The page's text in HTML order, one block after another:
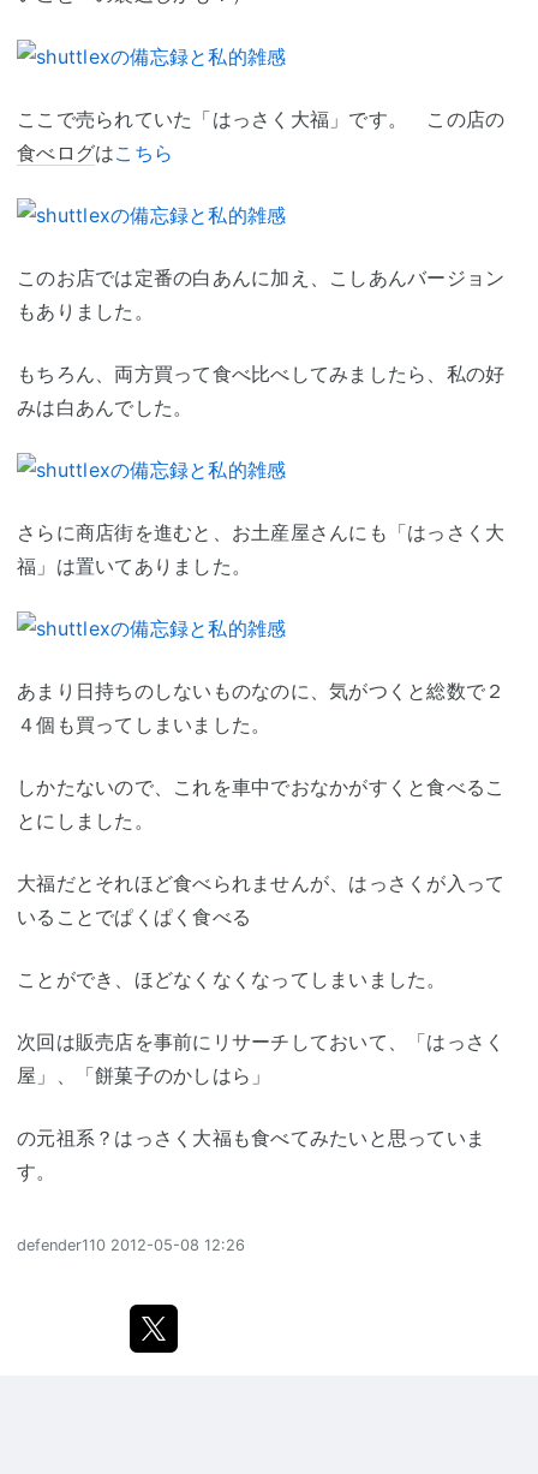
ここで売られていた「はっさく大福」です。 この店の
食べログはこちら
このお店では定番の白あんに加え、こしあんバージョン
もありました。
もちろん、両方買って食べ比べしてみましたら、私の好
みは白あんでした。
さらに商店街を進むと、お土産屋さんにも「はっさく大
福」は置いてありました。
あまり日持ちのしないものなのに、気がつくと総数で２
４個も買ってしまいました。
しかたないので、これを車中でおなかがすくと食べるこ
とにしました。
大福だとそれほど食べられませんが、はっさくが入って
いることでぱくぱく食べる
ことができ、ほどなくなくなってしまいました。
次回は販売店を事前にリサーチしておいて、「はっさく
屋」、「餅菓子のかしはら」
の元祖系？はっさく大福も食べてみたいと思っていま
す。
defender110 2012-05-08 12:26